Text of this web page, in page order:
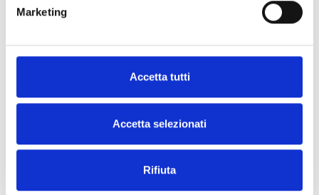
Marketing
Accetta tutti
Accetta selezionati
Rifiuta